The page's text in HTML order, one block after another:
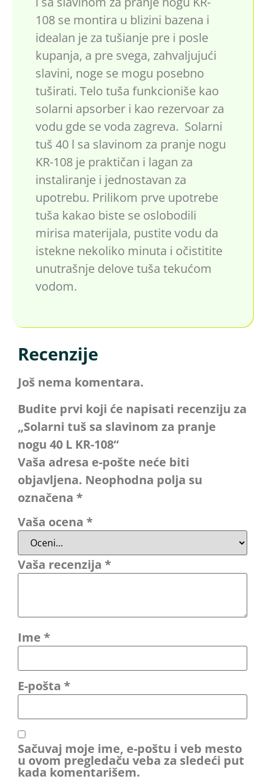
108 se montira u blizini bazena i
idealan je za tušianje pre i posle
kupanja, a pre svega, zahvaljujući
slavini, noge se mogu posebno
tuširati. Telo tuša funkcioniše kao
solarni apsorber i kao rezervoar za
vodu gde se voda zagreva. Solarni
tuš 40 l sa slavinom za pranje nogu
KR-108 je praktičan i lagan za
instaliranje i jednostavan za
upotrebu. Prilikom prve upotrebe
tuša kakao biste se oslobodili
mirisa materijala, pustite vodu da
istekne nekoliko minuta i očistitite
unutrašnje delove tuša tekućom
vodom.
Recenzije
Još nema komentara.
Budite prvi koji će napisati recenziju za
„Solarni tuš sa slavinom za pranje
nogu 40 L KR-108“
Vaša adresa e-pošte neće biti
objavljena. Neophodna polja su
označena *
Vaša ocena *
Vaša recenzija *
Ime *
E-pošta *
Sačuvaj moje ime, e-poštu i veb mesto
u ovom pregledaču veba za sledeći put
kada komentarišem.